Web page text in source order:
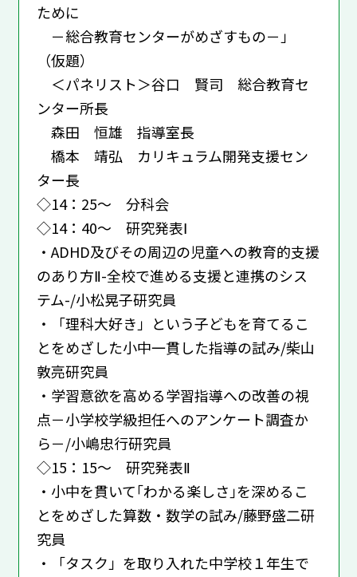
ために
－総合教育センターがめざすもの－」
（仮題）
＜パネリスト＞谷口 賢司 総合教育セ
ンター所長
森田 恒雄 指導室長
橋本 靖弘 カリキュラム開発支援セン
ター長
◇14：25～ 分科会
◇14：40～ 研究発表Ⅰ
・ADHD及びその周辺の児童への教育的支援
のあり方Ⅱ-全校で進める支援と連携のシス
テム-/小松晃子研究員
・「理科大好き」という子どもを育てるこ
とをめざした小中一貫した指導の試み/柴山
敦亮研究員
・学習意欲を高める学習指導への改善の視
点－小学校学級担任へのアンケート調査か
ら－/小嶋忠行研究員
◇15：15～ 研究発表Ⅱ
・小中を貫いて｢わかる楽しさ｣を深めるこ
とをめざした算数・数学の試み/藤野盛二研
究員
・「タスク」を取り入れた中学校１年生で